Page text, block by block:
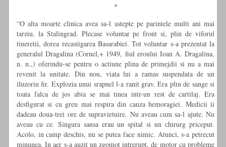
*
“O alta moarte clinica avea sa-l astepte pe parintele multi ani mai
tarziu, la Stalingrad. Plecase voluntar pe front si, plin de viforul
tineretii, dorea recastigarea Basarabiei. Tot voluntar s-a prezentat la
generalul Dragalina (Cornel,+ 1949, fiul eroului Ioan A. Dragalina,
n. n.,) oferindu-se pentru o actiune plina de primejdii si nu a mai
revenit la unitate. Din nou, viata lui a ramas suspendata de un
iluzoriu fir. Explozia unui srapnel l-a ranit grav. Era plin de sange si
toata falca de jos abia se mai tinea intr-un rest de cartilaj. Era
desfigurat si cu greu mai respira din cauza hemoragiei. Medicii ii
dadeau doua-trei ore de supravietuire. Nu aveau cum sa-l ajute. Nu
aveau cu ce. Singura sansa erau un spital si un chirurg priceput.
Acolo, in camp deschis, nu se putea face nimic. Atunci, s-a petrecut
minunea. In aer s-a auzit un zgomot intrerupt, de motor cu probleme